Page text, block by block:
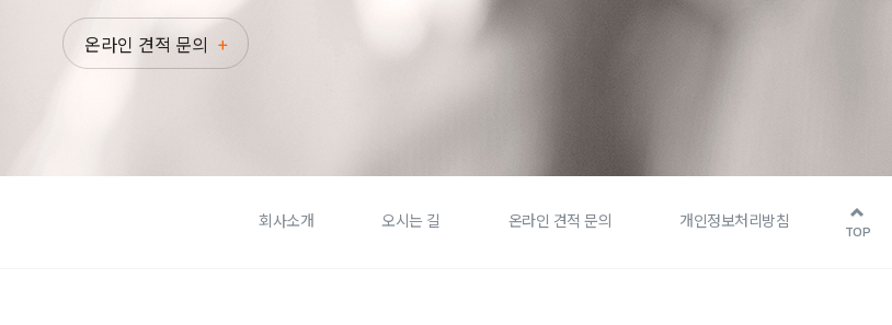
온라인 견적 문의
회사소개 오시는 길 온라인 견적 문의 개인정보처리방침
TOP